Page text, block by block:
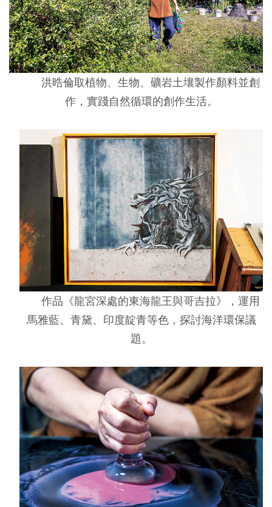
洪晧倫取植物、生物、礦岩土壤製作顏料並創
作，實踐自然循環的創作生活。
作品《龍宮深處的東海龍王與哥吉拉》，運用
馬雅藍、青黛、印度靛青等色，探討海洋環保議
題。